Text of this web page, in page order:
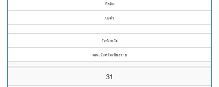
กีรดิต
นะต๋า
วัดห้วยส้ม
คณะจังหวัดเชียงราย
31